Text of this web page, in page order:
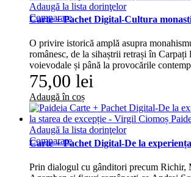
Adaugă la lista dorinţelor
Comparare
Carte + Pachet Digital-Cultura
O privire istorică amplă asupra
românesc, de la sihaștrii retrași în Carpați
voievodale și până la provocările
75,00 lei
Adaugă în coș
Adaugă la lista dorinţelor
Comparare
Carte + Pachet Digital-De la
Prin dialogul cu gânditori precum Richir,